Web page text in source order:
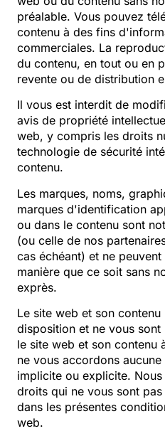
préalable. Vous pouvez
contenu à des fins
commerciales. La
du contenu, en tout ou en
revente ou de distribution
Il vous est interdit de
avis de propriété
web, y compris les droits
technologie de sécurité
contenu.
Les marques, noms,
marques d'identification
ou dans le contenu sont
(ou celle de nos
cas échéant) et ne
manière que ce soit sans
exprès.
Le site web et son
disposition et ne vous
le site web et son contenu
ne vous accordons
implicite ou explicite.
droits qui ne vous sont
dans les présentes
web.